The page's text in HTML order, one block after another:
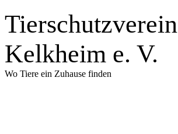
Tierschutzverein
Kelkheim e. V.
Wo Tiere ein Zuhause finden